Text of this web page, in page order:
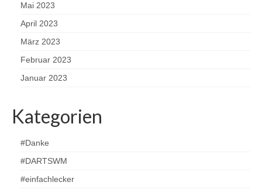
Mai 2023
April 2023
März 2023
Februar 2023
Januar 2023
Kategorien
#Danke
#DARTSWM
#einfachlecker